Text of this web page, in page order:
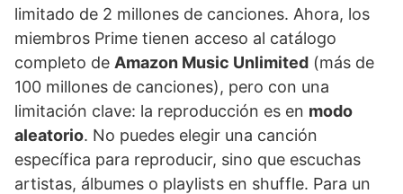
limitado de 2 millones de canciones. Ahora, los
miembros Prime tienen acceso al catálogo
completo de Amazon Music Unlimited (más de
100 millones de canciones), pero con una
limitación clave: la reproducción es en modo
aleatorio. No puedes elegir una canción
específica para reproducir, sino que escuchas
artistas, álbumes o playlists en shuffle. Para un